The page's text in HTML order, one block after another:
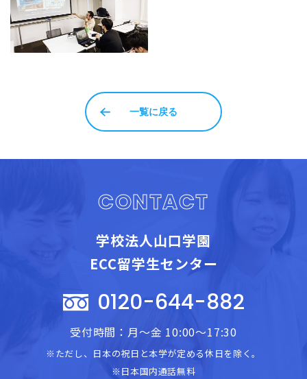
一覧に戻る
CONTACT
学校法人山口学園
ECC留学生センター
0120-644-882
受付時間：月～金 10:00～17:30
※ただし、日本の祝日と本学が定める休日を除く。
※日本国内通話無料